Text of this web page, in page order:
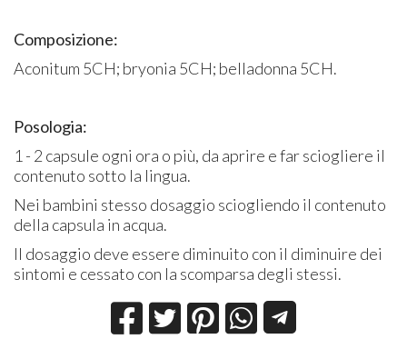
Composizione:
Aconitum 5CH; bryonia 5CH; belladonna 5CH.
Posologia:
1 - 2 capsule ogni ora o più, da aprire e far sciogliere il
contenuto sotto la lingua.
Nei bambini stesso dosaggio sciogliendo il contenuto
della capsula in acqua.
Il dosaggio deve essere diminuito con il diminuire dei
sintomi e cessato con la scomparsa degli stessi.